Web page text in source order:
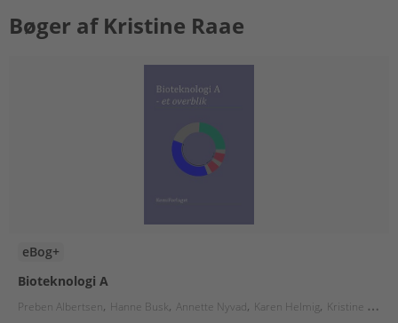
Bøger af Kristine Raae
eBog+
Bioteknologi A
Preben Albertsen Hanne Busk Annette Nyvad Karen Helmig Kristine Raae